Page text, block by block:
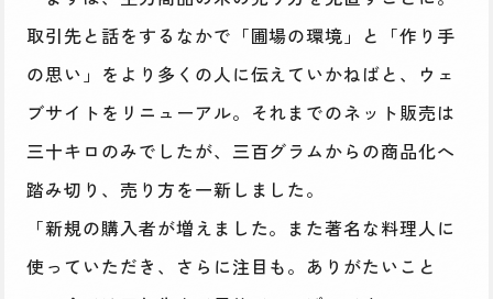
取引先と話をするなかで「圃場の環境」と「作り手
の思い」をより多くの人に伝えていかねばと、ウェ
ブサイトをリニューアル。それまでのネット販売は
三十キロのみでしたが、三百グラムからの商品化へ
踏み切り、売り方を一新しました。
「新規の購入者が増えました。また著名な料理人に
使っていただき、さらに注目も。ありがたいこと